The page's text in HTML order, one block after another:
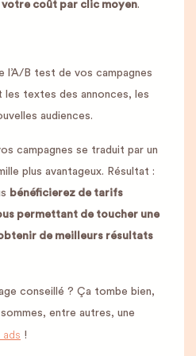
coût par clic moyen.
l’A/B test de vos campagnes
les textes des annonces, les
audiences.
campagnes se traduit par un
plus avantageux. Résultat :
bénéficierez de tarifs
permettant de toucher une
de meilleurs résultats
conseillé ? Ça tombe bien,
entre autres, une
!